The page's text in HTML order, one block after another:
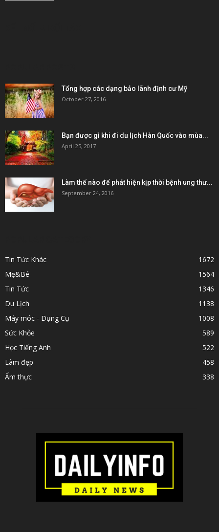
Tổng hợp các dạng bảo lãnh định cư Mỹ
October 27, 2016
Bạn được gì khi đi du lịch Hàn Quốc vào mùa...
April 25, 2017
Làm thế nào để phát hiện kịp thời bệnh ung thư...
September 24, 2016
Tin Tức Khác
1672
Mẹ&Bé
1564
Tin Tức
1346
Du Lịch
1138
Máy móc - Dụng Cụ
1008
Sức Khỏe
589
Học Tiếng Anh
522
Làm đẹp
458
Ẩm thực
338